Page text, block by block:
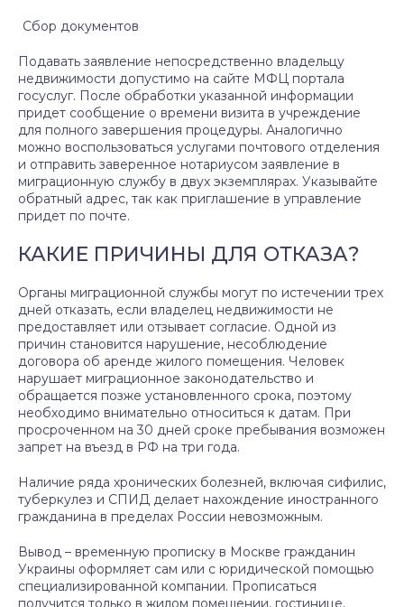
Сбор документов
Подавать заявление непосредственно владельцу
недвижимости допустимо на сайте МФЦ портала
госуслуг. После обработки указанной информации
придет сообщение о времени визита в учреждение
для полного завершения процедуры. Аналогично
можно воспользоваться услугами почтового отделения
и отправить заверенное нотариусом заявление в
миграционную службу в двух экземплярах. Указывайте
обратный адрес, так как приглашение в управление
придет по почте.
КАКИЕ ПРИЧИНЫ ДЛЯ ОТКАЗА?
Органы миграционной службы могут по истечении трех
дней отказать, если владелец недвижимости не
предоставляет или отзывает согласие. Одной из
причин становится нарушение, несоблюдение
договора об аренде жилого помещения. Человек
нарушает миграционное законодательство и
обращается позже установленного срока, поэтому
необходимо внимательно относиться к датам. При
просроченном на 30 дней сроке пребывания возможен
запрет на въезд в РФ на три года.
Наличие ряда хронических болезней, включая сифилис,
туберкулез и СПИД делает нахождение иностранного
гражданина в пределах России невозможным.
Вывод – временную прописку в Москве гражданин
Украины оформляет сам или с юридической помощью
специализированной компании. Прописаться
получится только в жилом помещении, гостинице,